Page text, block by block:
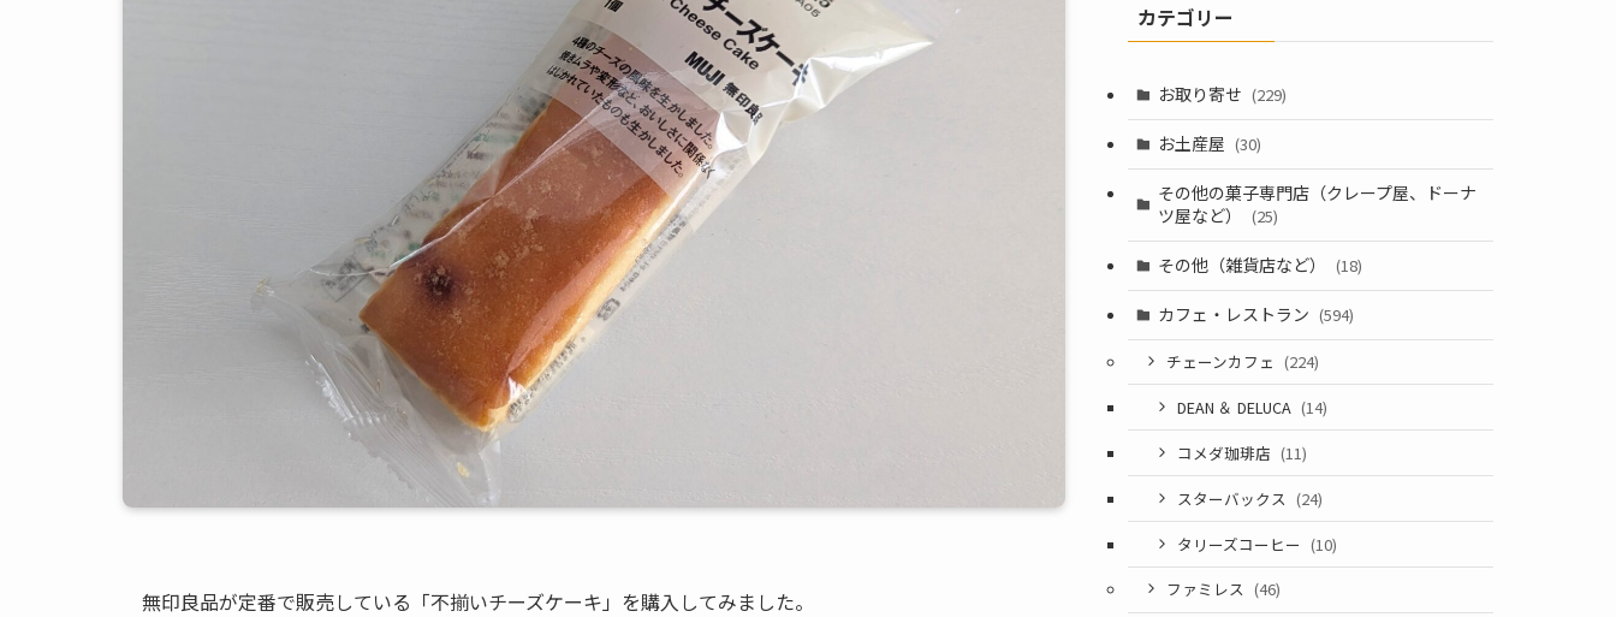
無印良品が定番で販売している「不揃いチーズケーキ」を購入してみました。
カテゴリー
お取り寄せ (229)
お土産屋 (30)
その他の菓子専門店（クレープ屋、ドーナ
ツ屋など）
(25)
その他（雑貨店など） (18)
カフェ・レストラン (594)
チェーンカフェ (224)
DEAN ＆ DELUCA (14)
コメダ珈琲店 (11)
スターバックス (24)
タリーズコーヒー (10)
ファミレス (46)